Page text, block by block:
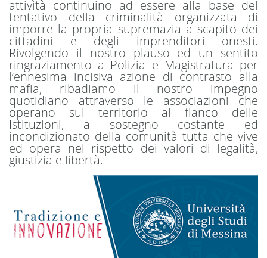
attività continuino ad essere alla base del
tentativo della criminalità organizzata di
imporre la propria supremazia a scapito dei
cittadini e degli imprenditori onesti.
Rivolgendo il nostro plauso ed un sentito
ringraziamento a Polizia e Magistratura per
l’ennesima incisiva azione di contrasto alla
mafia, ribadiamo il nostro impegno
quotidiano attraverso le associazioni che
operano sul territorio al fianco delle
Istituzioni, a sostegno costante ed
incondizionato della comunità tutta che vive
ed opera nel rispetto dei valori di legalità,
giustizia e libertà.